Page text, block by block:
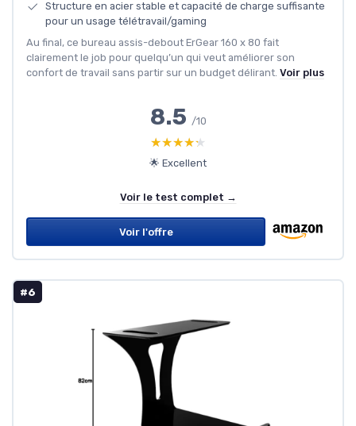
Structure en acier stable et capacité de charge suffisante
pour un usage télétravail/gaming
Au final, ce bureau assis-debout ErGear 160 x 80 fait
clairement le job pour quelqu’un qui veut améliorer son
confort de travail sans partir sur un budget délirant. Voir plus
8.5 /10
★★★★★
★★★★★
🌟 Excellent
Voir le test complet →
Voir l'offre
#6